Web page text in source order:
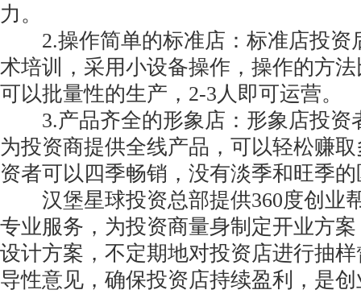
力。
2.操作简单的标准店：标准店投资
术培训，采用小设备操作，操作的方
可以批量性的生产，2-3人即可运营。
3.产品齐全的形象店：形象店投资
为投资商提供全线产品，可以轻松赚
资者可以四季畅销，没有淡季和旺季
汉堡星球投资总部提供360度创业
专业服务，为投资商量身制定开业方
设计方案，不定期地对投资店进行抽
导性意见，确保投资店持续盈利，是